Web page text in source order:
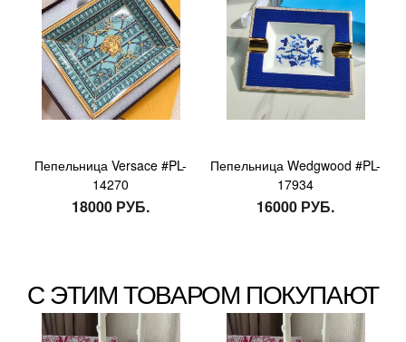
Пепельница Versace #PL-
14270
18000 РУБ.
Пепельница Wedgwood #PL-
17934
16000 РУБ.
С ЭТИМ ТОВАРОМ ПОКУПАЮТ